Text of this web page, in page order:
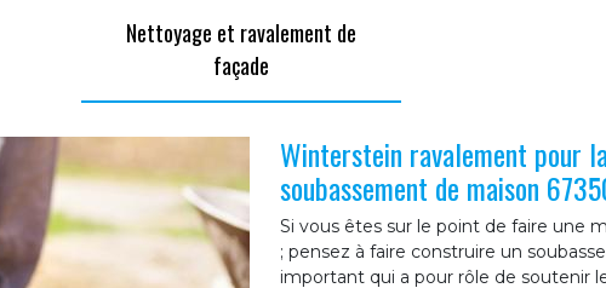
Nettoyage et ravalement de
façade
Winterstein ravalement pour
soubassement de maison
Si vous êtes sur le point de faire une
; pensez à faire construire un
important qui a pour rôle de soutenir